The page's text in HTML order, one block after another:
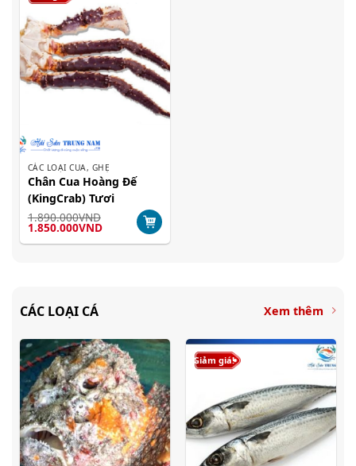
CÁC LOẠI CUA, GHẸ
Chân Cua Hoàng Đế
(KingCrab) Tươi
1.890.000VND
Giá
gốc
là:
1.850.000VNDGiá
tại
CÁC LOẠI CÁ Xem thêm
Giảm giá!